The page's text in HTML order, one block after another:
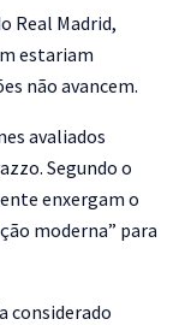
Real Madrid,
estariam
não avancem.
avaliados
Segundo o
enxergam o
moderna” para
considerado